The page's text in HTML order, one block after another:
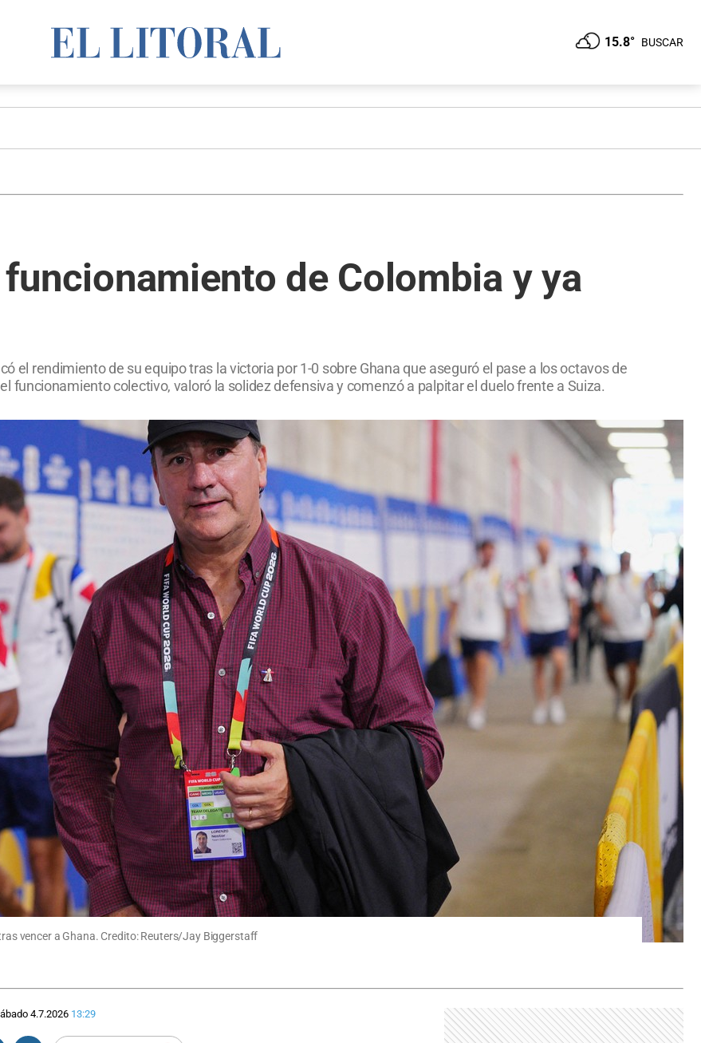
15.8° BUSCAR
de Colombia y ya
el rendimiento de su equipo tras la victoria por 1-0 sobre Ghana que aseguró el pase a los octavos de
funcionamiento colectivo, valoró la solidez defensiva y comenzó a palpitar el duelo frente a Suiza.
vencer a Ghana. Credito: Reuters/Jay Biggerstaff
4.7.2026 13:29